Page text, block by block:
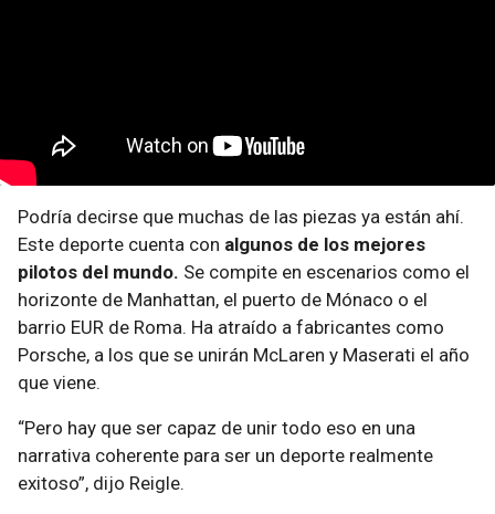
Podría decirse que muchas de las piezas ya están ahí.
Este deporte cuenta con algunos de los mejores
pilotos del mundo. Se compite en escenarios como el
horizonte de Manhattan, el puerto de Mónaco o el
barrio EUR de Roma. Ha atraído a fabricantes como
Porsche, a los que se unirán McLaren y Maserati el año
que viene.
“Pero hay que ser capaz de unir todo eso en una
narrativa coherente para ser un deporte realmente
exitoso”, dijo Reigle.